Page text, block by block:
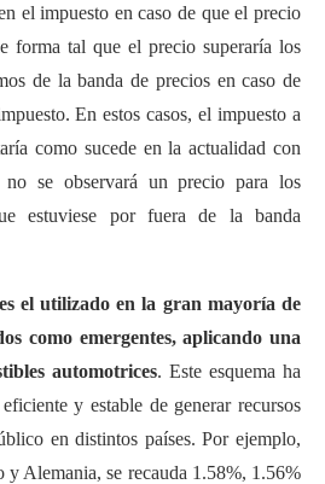
el impuesto en caso de que el precio
forma tal que el precio superaría los
de la banda de precios en caso de
En estos casos, el impuesto a
como sucede en la actualidad con
no se observará un precio para los
estuviese por fuera de la banda
el utilizado en la gran mayoría de
como emergentes, aplicando una
automotrices. Este esquema ha
y estable de generar recursos
en distintos países. Por ejemplo,
Alemania, se recauda 1.58%, 1.56%